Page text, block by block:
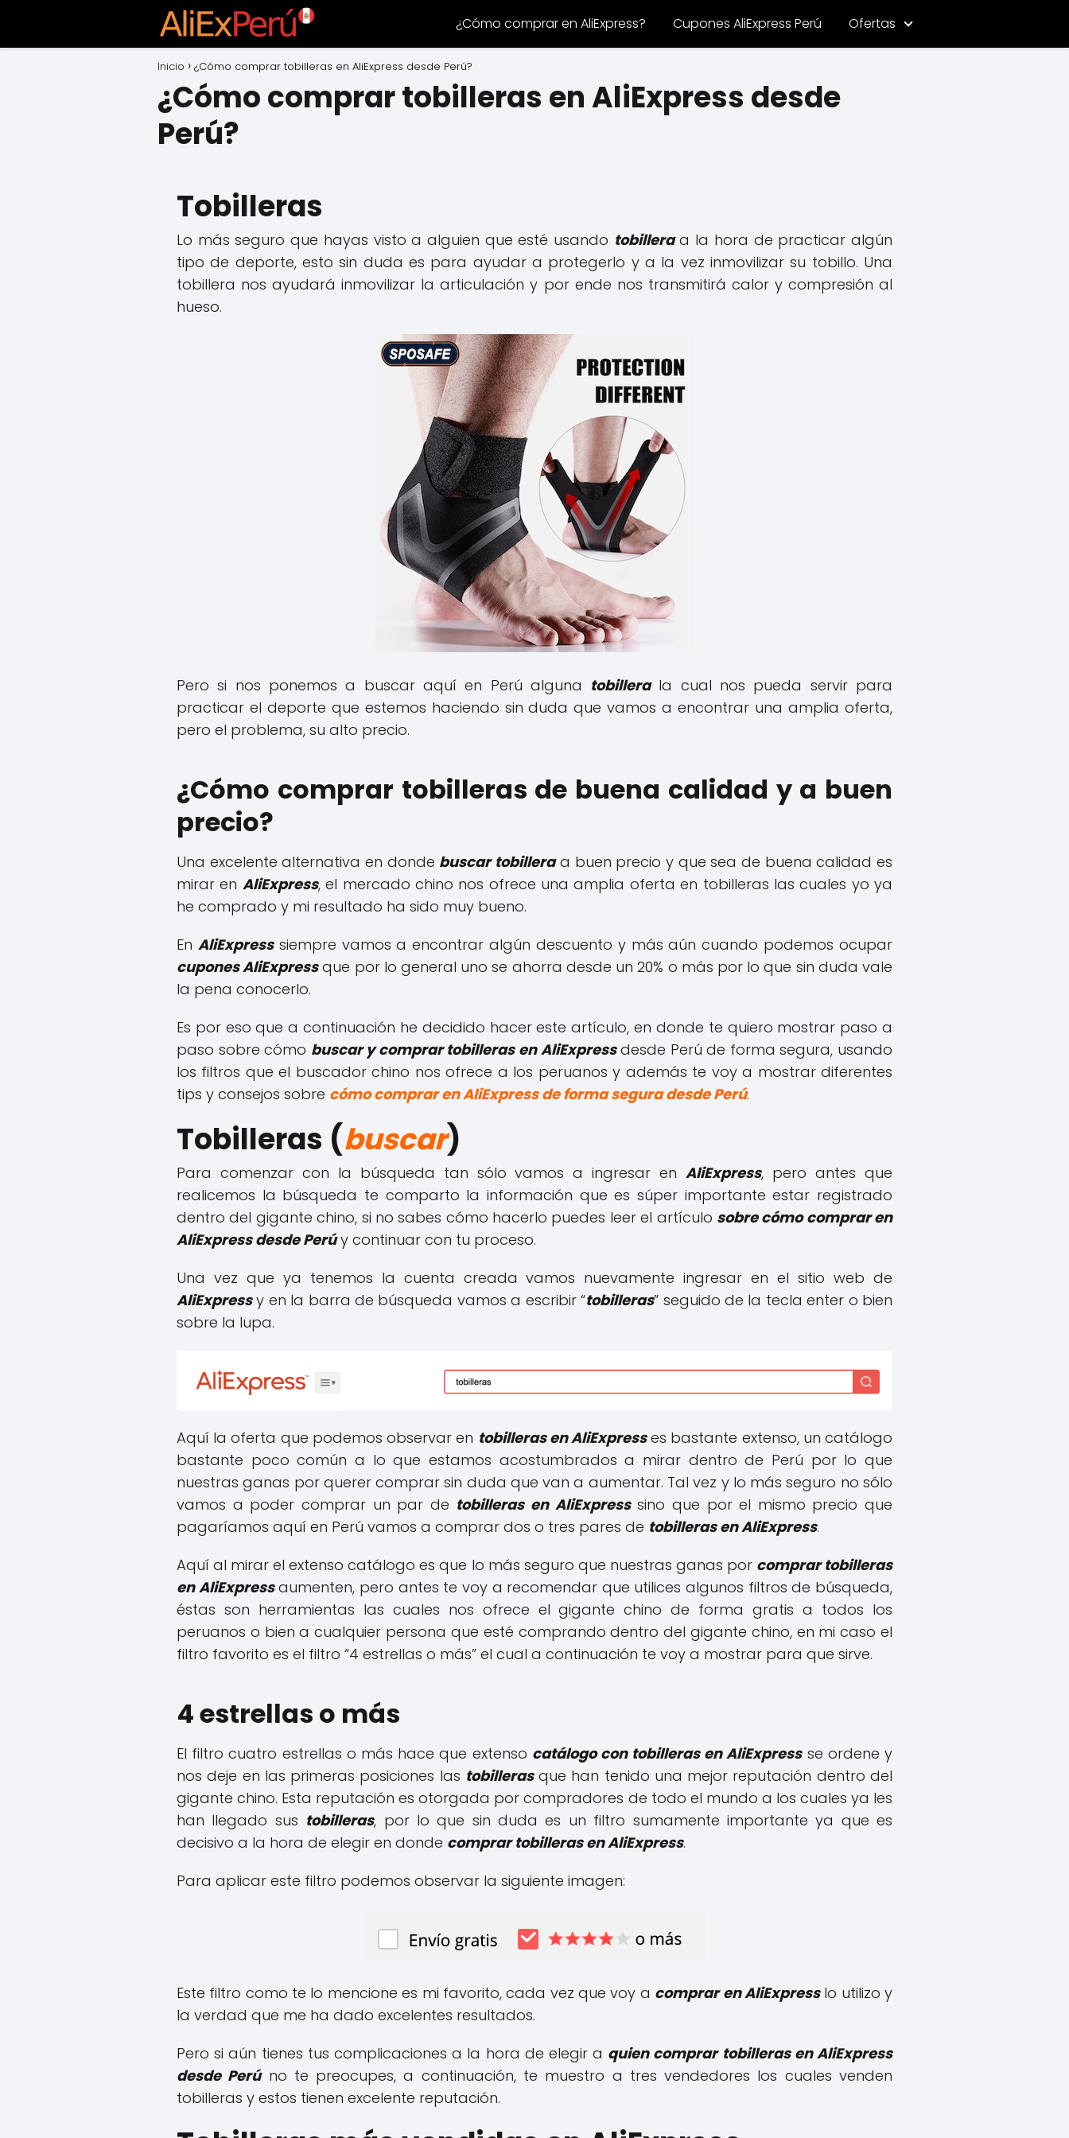
¿Cómo comprar en AliExpress? Cupones AliExpress Perú Ofertas
Inicio ¿Cómo comprar tobilleras en AliExpress desde Perú?
¿Cómo comprar tobilleras en AliExpress desde
Perú?
Tobilleras
Lo más seguro que hayas visto a alguien que esté usando tobilleraa la hora de practicar algún
tipo de deporte, esto sin duda es para ayudar a protegerlo y a la vez inmovilizar su tobillo. Una
tobillera nos ayudará inmovilizar la articulación y por ende nos transmitirá calor y compresión al
hueso.
Pero si nos ponemos a buscar aquí en Perú alguna tobillerala cual nos pueda servir para
practicar el deporte que estemos haciendo sin duda que vamos a encontrar una amplia oferta,
pero el problema, su alto precio.
¿Cómo comprar tobilleras de buena calidad y a buen
precio?
Una excelente alternativa en donde buscar tobilleraa buen precio y que sea de buena calidad es
mirar en AliExpress, el mercado chino nos ofrece una amplia oferta en tobilleras las cuales yo ya
he comprado y mi resultado ha sido muy bueno.
En AliExpresssiempre vamos a encontrar algún descuento y más aún cuando podemos ocupar
cupones AliExpressque por lo general uno se ahorra desde un 20% o más por lo que sin duda vale
la pena conocerlo.
Es por eso que a continuación he decidido hacer este artículo, en donde te quiero mostrar paso a
paso sobre cómo buscar y comprar tobilleras en AliExpressdesde Perú de forma segura, usando
los filtros que el buscador chino nos ofrece a los peruanos y además te voy a mostrar diferentes
tips y consejos sobre cómo comprar en AliExpress de forma segura desde Perú.
Tobilleras (buscar)
Para comenzar con la búsqueda tan sólo vamos a ingresar enAliExpress, pero antes que
realicemos la búsqueda te comparto la información que es súper importante estar registrado
dentro del gigante chino, si no sabes cómo hacerlo puedes leer el artículo sobre cómo comprar en
AliExpress desde Perúy continuar con tu proceso.
Una vez que ya tenemos la cuenta creada vamos nuevamente ingresar en el sitio web de
AliExpressy en la barra de búsqueda vamos a escribir “tobilleras” seguido de la tecla enter o bien
sobre la lupa.
Aquí la oferta que podemos observar en tobilleras en AliExpresses bastante extenso, un catálogo
bastante poco común a lo que estamos acostumbrados a mirar dentro de Perú por lo que
nuestras ganas por querer comprar sin duda que van a aumentar. Tal vez y lo más seguro no sólo
vamos a poder comprar un par de tobilleras en AliExpresssino que por el mismo precio que
pagaríamos aquí en Perú vamos a comprar dos o tres pares de tobilleras en AliExpress.
Aquí al mirar el extenso catálogo es que lo más seguro que nuestras ganas por comprar tobilleras
en AliExpressaumenten, pero antes te voy a recomendar que utilices algunos filtros de búsqueda,
éstas son herramientas las cuales nos ofrece el gigante chino de forma gratis a todos los
peruanos o bien a cualquier persona que esté comprando dentro del gigante chino, en mi caso el
filtro favorito es el filtro “4 estrellas o más” el cual a continuación te voy a mostrar para que sirve.
4 estrellas o más
El filtro cuatro estrellas o más hace que extenso catálogo con tobilleras en AliExpressse ordene y
nos deje en las primeras posiciones las tobillerasque han tenido una mejor reputación dentro del
gigante chino. Esta reputación es otorgada por compradores de todo el mundo a los cuales ya les
han llegado sus tobilleras, por lo que sin duda es un filtro sumamente importante ya que es
decisivo a la hora de elegir en donde comprar tobilleras en AliExpress.
Para aplicar este filtro podemos observar la siguiente imagen:
Este filtro como te lo mencione es mi favorito, cada vez que voy a comprar en AliExpresslo utilizo y
la verdad que me ha dado excelentes resultados.
Pero si aún tienes tus complicaciones a la hora de elegir a quien comprar tobilleras en AliExpress
desde Perúno te preocupes, a continuación, te muestro a tres vendedores los cuales venden
tobilleras y estos tienen excelente reputación.